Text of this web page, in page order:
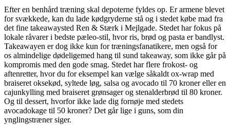
Efter en benhård træning skal depoterne fyldes op. Er armene blevet
for svækkede, kan du lade kødgryderne stå og i stedet købe mad fra
det fine takeawaysted Ren & Stærk i Mejlgade. Stedet har fokus på
lokale råvarer i bedste pæleo-stil, hvor ris, brød og pasta er bandlyst.
Takeawayen er dog ikke kun for træningsfanatikere, men også for
os almindelige dødeligemed hang til sund takeaway, som ikke går på
kompromis med den gode smag. Stedet har flere frokost- og
aftenretter, hvor du for eksempel kan vælge såkaldt ox-wrap med
braiseret oksekød, syltede løg, salsa og avocado til 70 kroner eller en
cajunkylling med braiseret grønsager og stenalderbrød til 80 kroner.
Og til dessert, hvorfor ikke lade dig fornøje med stedets
avocadokage til 50 kroner? Det går lige i guns, som din
ynglingstræner siger.